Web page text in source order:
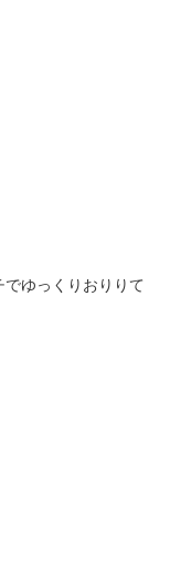
ゆっくりおりりて